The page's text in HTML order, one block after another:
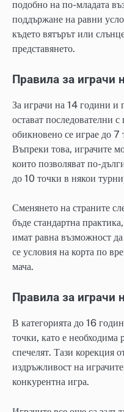
подобно на по-младата
поддържане на равни
където вятърът или
представянето.
Правила за играчи
За играчи на 14 години и
остават последователни
обикновено се играе до 7
Въпреки това, играчите
които позволяват по-
до 10 точки в някои
Сменянето на страните
бъде стандартна
имат равна възможност
се условия на корта по
мача.
Правила за играчи
В категорията до 16
точки, като е необходима
спечелят. Тази корекция
издръжливост на
конкурентна игра.